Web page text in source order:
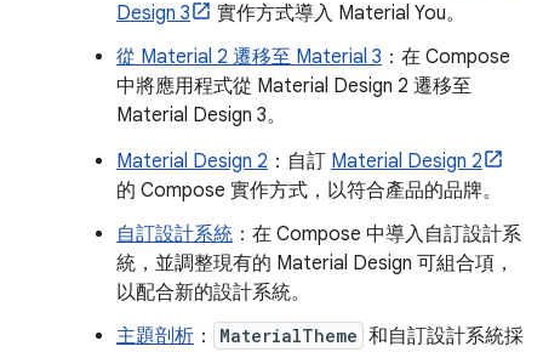
Design 3
實作方式導入 Material You。
從 Material 2 遷移至 Material 3 ：在 Compose
中將應用程式從 Material Design 2 遷移至
Material Design 3。
Material Design 2 ：自訂 Material Design 2
的 Compose 實作方式，以符合產品的品牌。
自訂設計系統 ：在 Compose 中導入自訂設計系
統，並調整現有的 Material Design 可組合項，
以配合新的設計系統。
主題剖析 ： MaterialTheme 和自訂設計系統採